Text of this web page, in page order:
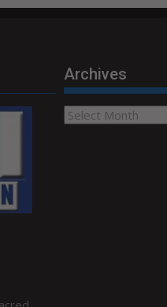
Archives
Archives